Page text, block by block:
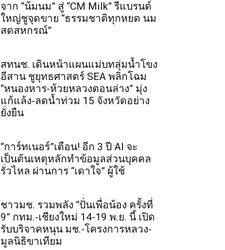
จาก “น้มนม” สู่ “CM Milk” รีแบรนด์
ใหญ่ชูจุดขาย “ธรรมชาติทุกหยด นม
สดสหกรณ์”
สทนช. เดินหน้าแผนแม่บทลุ่มน้ำโขง
อีสาน ชูยุทธศาสตร์ SEA พลิกโฉม
“หนองหาร-ห้วยหลวงตอนล่าง” มุ่ง
แก้แล้ง-ลดน้ำท่วม 15 จังหวัดอย่าง
ยั่งยืน
“การ์ทเนอร์”เตือน! อีก 3 ปี AI จะ
เป็นต้นเหตุหลักทำข้อมูลส่วนบุคคล
รั่วไหล ผ่านการ “เดาใจ” ผู้ใช้
ชาวมช. รวมพลัง “ปั่นเพื่อน้อง ครั้งที่
9” กทม.-เชียงใหม่ 14-19 พ.ย. นี้ เปิด
รับบริจาคหนุน มช.-โครงการหลวง-
มูลนิธิขาเทียม